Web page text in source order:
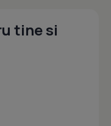
tine si